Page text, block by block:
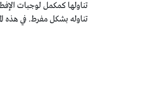
تناولها كمكمل لوجبات
تناوله بشكل مفرط. في هذه